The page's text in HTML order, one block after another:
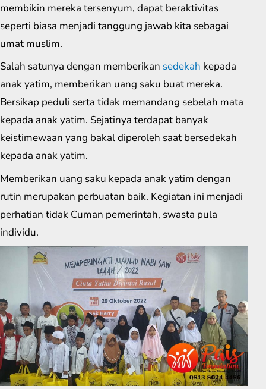
membikin mereka tersenyum, dapat beraktivitas
seperti biasa menjadi tanggung jawab kita sebagai
umat muslim.
Salah satunya dengan memberikan sedekah kepada
anak yatim, memberikan uang saku buat mereka.
Bersikap peduli serta tidak memandang sebelah mata
kepada anak yatim. Sejatinya terdapat banyak
keistimewaan yang bakal diperoleh saat bersedekah
kepada anak yatim.
Memberikan uang saku kepada anak yatim dengan
rutin merupakan perbuatan baik. Kegiatan ini menjadi
perhatian tidak Cuman pemerintah, swasta pula
individu.